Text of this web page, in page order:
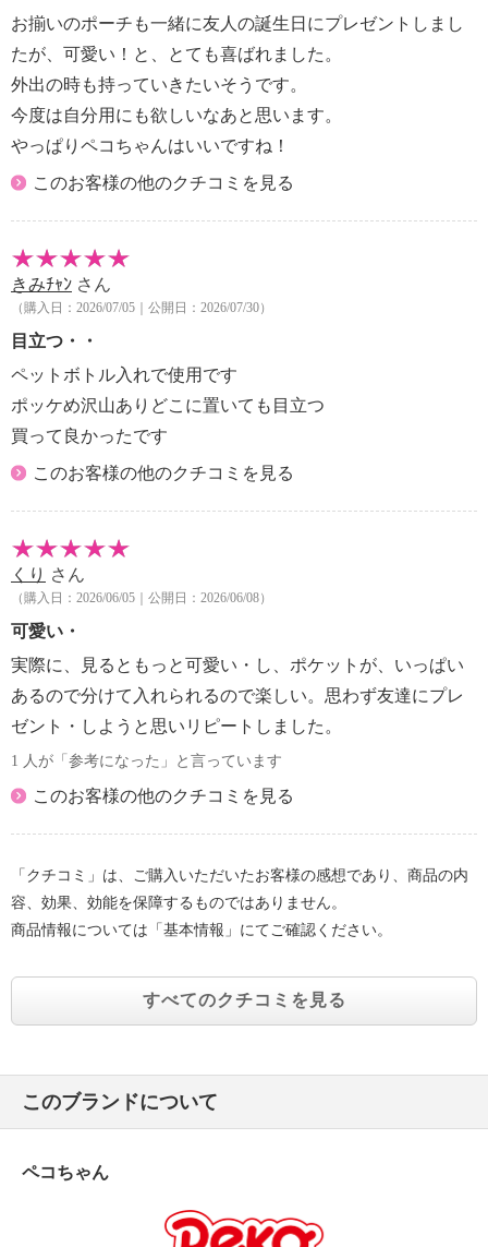
お揃いのポーチも一緒に友人の誕生日にプレゼントしまし
たが、可愛い！と、とても喜ばれました。
外出の時も持っていきたいそうです。
今度は自分用にも欲しいなあと思います。
やっぱりペコちゃんはいいですね！
このお客様の他のクチコミを見る
きみﾁｬﾝ さん
（購入日：2026/07/05｜公開日：2026/07/30）
目立つ・・
ペットボトル入れで使用です
ポッケめ沢山ありどこに置いても目立つ
買って良かったです
このお客様の他のクチコミを見る
くり さん
（購入日：2026/06/05｜公開日：2026/06/08）
可愛い・
実際に、見るともっと可愛い・し、ポケットが、いっぱい
あるので分けて入れられるので楽しい。思わず友達にプレ
ゼント・しようと思いリピートしました。
1 人が「参考になった」と言っています
このお客様の他のクチコミを見る
「クチコミ」は、ご購入いただいたお客様の感想であり、商品の内
容、効果、効能を保障するものではありません。
商品情報については「基本情報」にてご確認ください。
すべてのクチコミを見る
このブランドについて
ペコちゃん